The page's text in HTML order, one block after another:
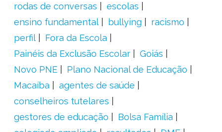
rodas de conversas
escolas
ensino fundamental
bullying
racismo
perfil
Fora da Escola
Painéis da Exclusão Escolar
Goiás
Novo PNE
Plano Nacional de Educação
Macaíba
agentes de saúde
conselheiros tutelares
gestores de educação
Bolsa Família